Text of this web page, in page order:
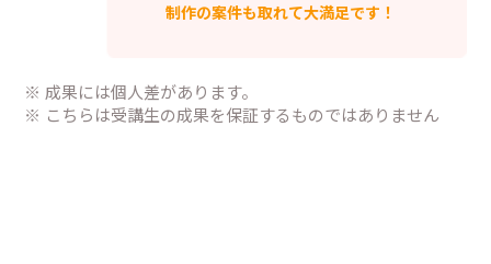
制作の案件も取れて大満足です！
※ 成果には個人差があります。
※ こちらは受講生の成果を保証するものではありません